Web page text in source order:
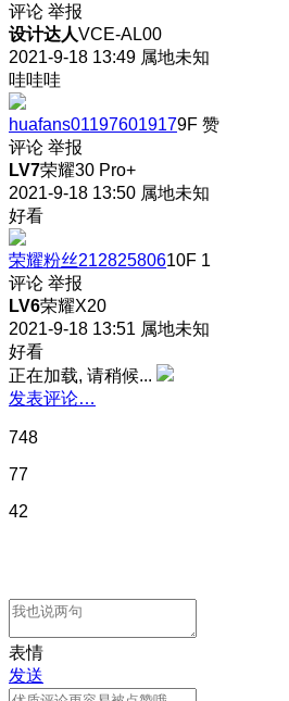
评论 举报
设计达人VCE-AL00
2021-9-18 13:49 属地未知
哇哇哇
huafans011976019179F 赞
评论 举报
LV7荣耀30 Pro+
2021-9-18 13:50 属地未知
好看
荣耀粉丝21282580610F 1
评论 举报
LV6荣耀X20
2021-9-18 13:51 属地未知
好看
正在加载, 请稍候...
发表评论…
748
77
42
表情
发送